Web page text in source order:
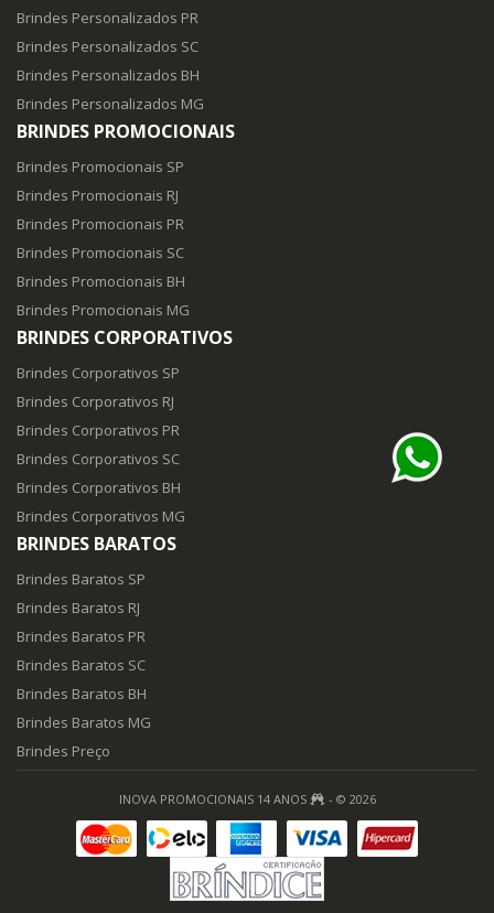
Brindes Personalizados PR
Brindes Personalizados SC
Brindes Personalizados BH
Brindes Personalizados MG
BRINDES PROMOCIONAIS
Brindes Promocionais SP
Brindes Promocionais RJ
Brindes Promocionais PR
Brindes Promocionais SC
Brindes Promocionais BH
Brindes Promocionais MG
BRINDES CORPORATIVOS
Brindes Corporativos SP
Brindes Corporativos RJ
Brindes Corporativos PR
Brindes Corporativos SC
Brindes Corporativos BH
Brindes Corporativos MG
BRINDES BARATOS
Brindes Baratos SP
Brindes Baratos RJ
Brindes Baratos PR
Brindes Baratos SC
Brindes Baratos BH
Brindes Baratos MG
Brindes Preço
INOVA PROMOCIONAIS 14 ANOS - © 2026